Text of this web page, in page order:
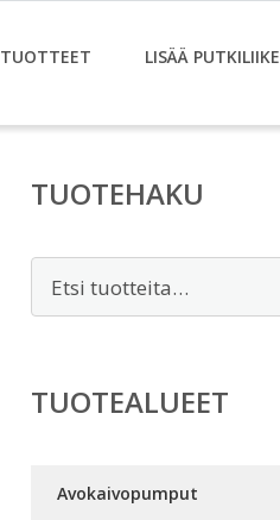
TUOTTEET LISÄÄ PUTKILIIKE
TUOTEHAKU
TUOTEALUEET
Avokaivopumput